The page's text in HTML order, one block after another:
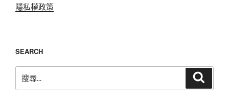
隱私權政策
SEARCH
尋